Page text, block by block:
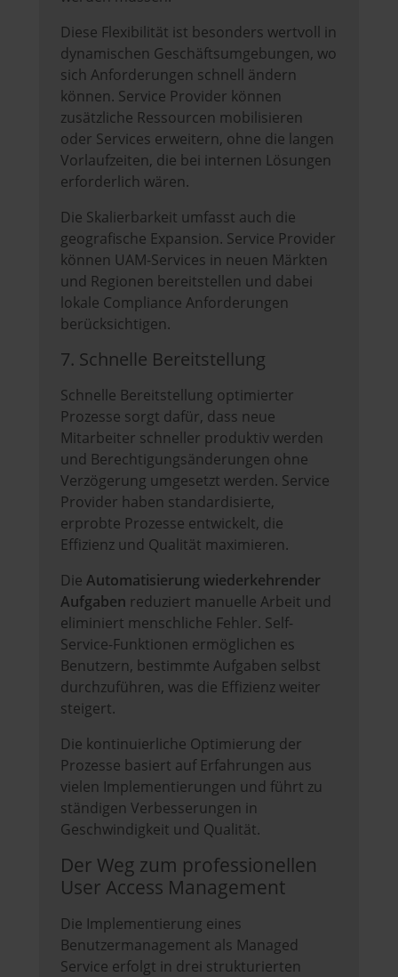
Diese Flexibilität ist besonders wertvoll in
dynamischen Geschäftsumgebungen, wo
sich Anforderungen schnell ändern
können. Service Provider können
zusätzliche Ressourcen mobilisieren
oder Services erweitern, ohne die langen
Vorlaufzeiten, die bei internen Lösungen
erforderlich wären.
Die Skalierbarkeit umfasst auch die
geografische Expansion. Service Provider
können UAM-Services in neuen Märkten
und Regionen bereitstellen und dabei
lokale Compliance Anforderungen
berücksichtigen.
7. Schnelle Bereitstellung
Schnelle Bereitstellung optimierter
Prozesse sorgt dafür, dass neue
Mitarbeiter schneller produktiv werden
und Berechtigungsänderungen ohne
Verzögerung umgesetzt werden. Service
Provider haben standardisierte,
erprobte Prozesse entwickelt, die
Effizienz und Qualität maximieren.
Die Automatisierung wiederkehrender
Aufgaben reduziert manuelle Arbeit und
eliminiert menschliche Fehler. Self-
Service-Funktionen ermöglichen es
Benutzern, bestimmte Aufgaben selbst
durchzuführen, was die Effizienz weiter
steigert.
Die kontinuierliche Optimierung der
Prozesse basiert auf Erfahrungen aus
vielen Implementierungen und führt zu
ständigen Verbesserungen in
Geschwindigkeit und Qualität.
Der Weg zum professionellen
User Access Management
Die Implementierung eines
Benutzermanagement als Managed
Service erfolgt in drei strukturierten